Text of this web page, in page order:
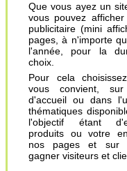
Que vous ayez un
vous pouvez
publicitaire (mini
pages, à n'importe
l'année, pour la
choix.
Pour cela
vous convient,
d'accueil ou dans
thématiques
l'objectif étant
produits ou votre
nos pages et sur
gagner visiteurs et